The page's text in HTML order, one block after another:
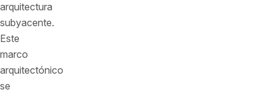
arquitectura
subyacente.
Este
marco
arquitectónico
se